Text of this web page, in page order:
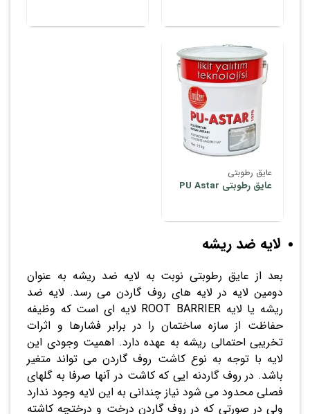
عایق رطوبتی
عایق رطوبتی PU Astar
لایه ضد ریشه
بعد از عایق رطوبتی نوبت به لایه ضد ریشه به عنوان
دومین لایه در لایه های روف گاردن می رسد. لایه ضد
ریشه یا لایه ROOT BARRIER لایه ای است که وظیفه
حفاظت از سازه ساختمان را در برابر فشارها و اثرات
تخریبی احتمالی ریشه به عهده دارد. اهمیت وجودی این
لایه با توجه به نوع کاشت روف گاردن می تواند متغیر
باشد. در روف گاردنه ایی که کاشت در آنها صرفا به گلهای
فصلی محدود می شود نیاز چندانی به این لایه وجود ندارد
ولی در صورتی که در روف گاردن درخت و درختچه کاشته